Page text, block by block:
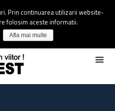
Prin continuarea utilizarii website-
folosim aceste informatii.
Afla mai multe